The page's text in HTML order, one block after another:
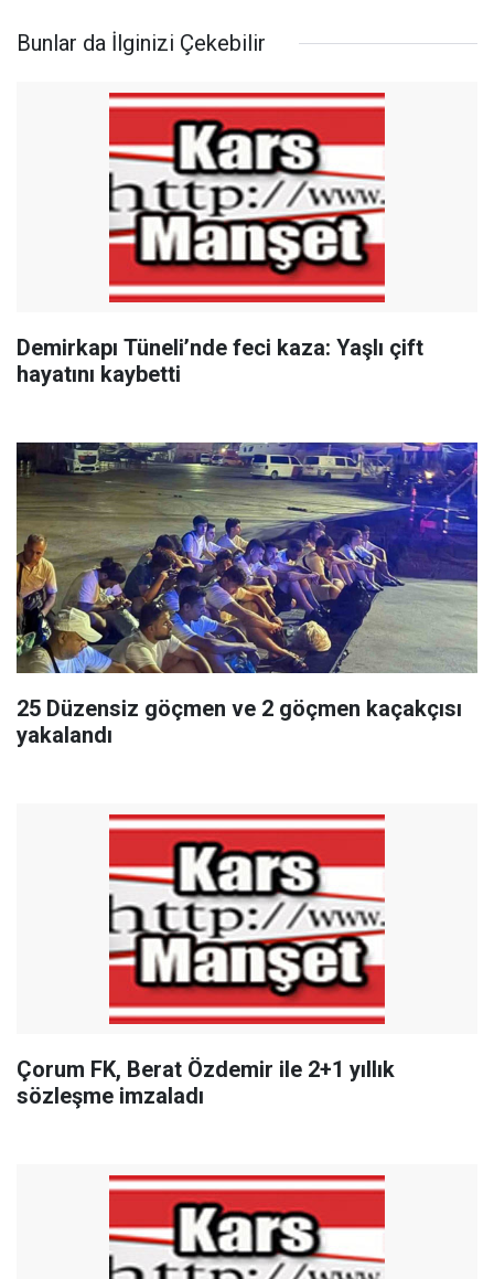
Bunlar da İlginizi Çekebilir
Demirkapı Tüneli’nde feci kaza: Yaşlı çift
hayatını kaybetti
25 Düzensiz göçmen ve 2 göçmen kaçakçısı
yakalandı
Çorum FK, Berat Özdemir ile 2+1 yıllık
sözleşme imzaladı